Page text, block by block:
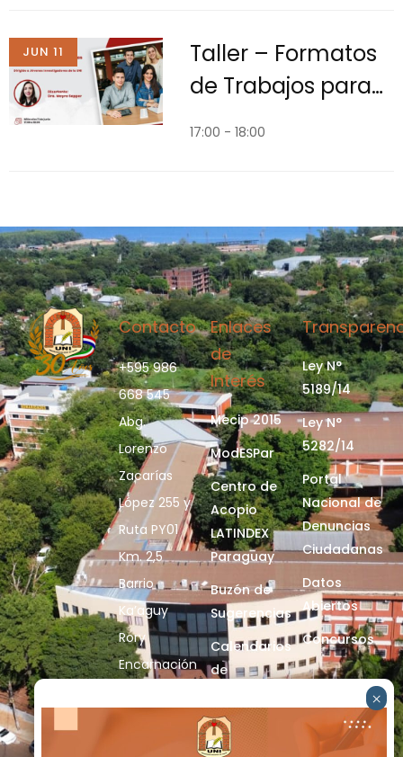
JUN 11
Taller – Formatos
de Trabajos para
17:00 - 18:00
Contacto
+595 986
668 545
Abg.
Lorenzo
Zacarías
López 255 y
Ruta PY01
Km. 2,5
Barrio
Ka’aguy
Rory
Encarnación
Informaciones
Enlaces
de
Interés
Mecip 2015
ModESPar
Centro de
Acopio
LATINDEX
Paraguay
Buzón de
Sugerencias
Calendarios
de
Ley N°
5189/14
Ley N°
5282/14
Portal
Nacional de
Denuncias
Ciudadanas
Datos
Abiertos
Concursos